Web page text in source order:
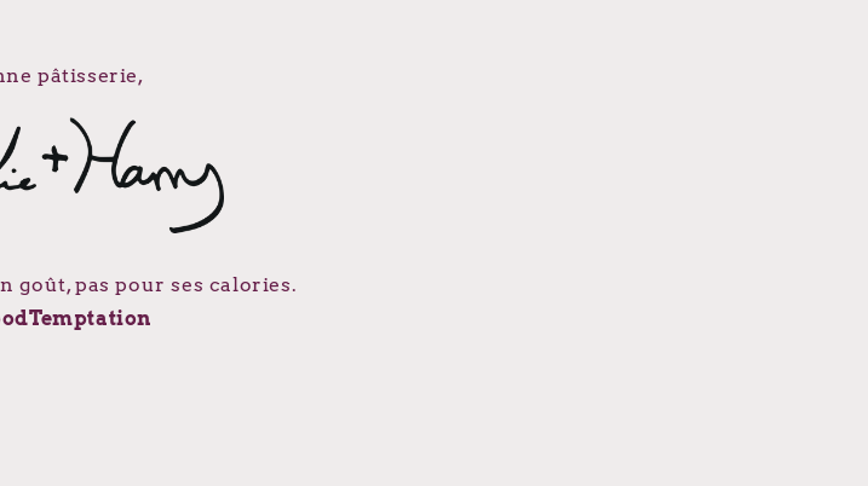
pâtisserie,
goût, pas pour ses calories.